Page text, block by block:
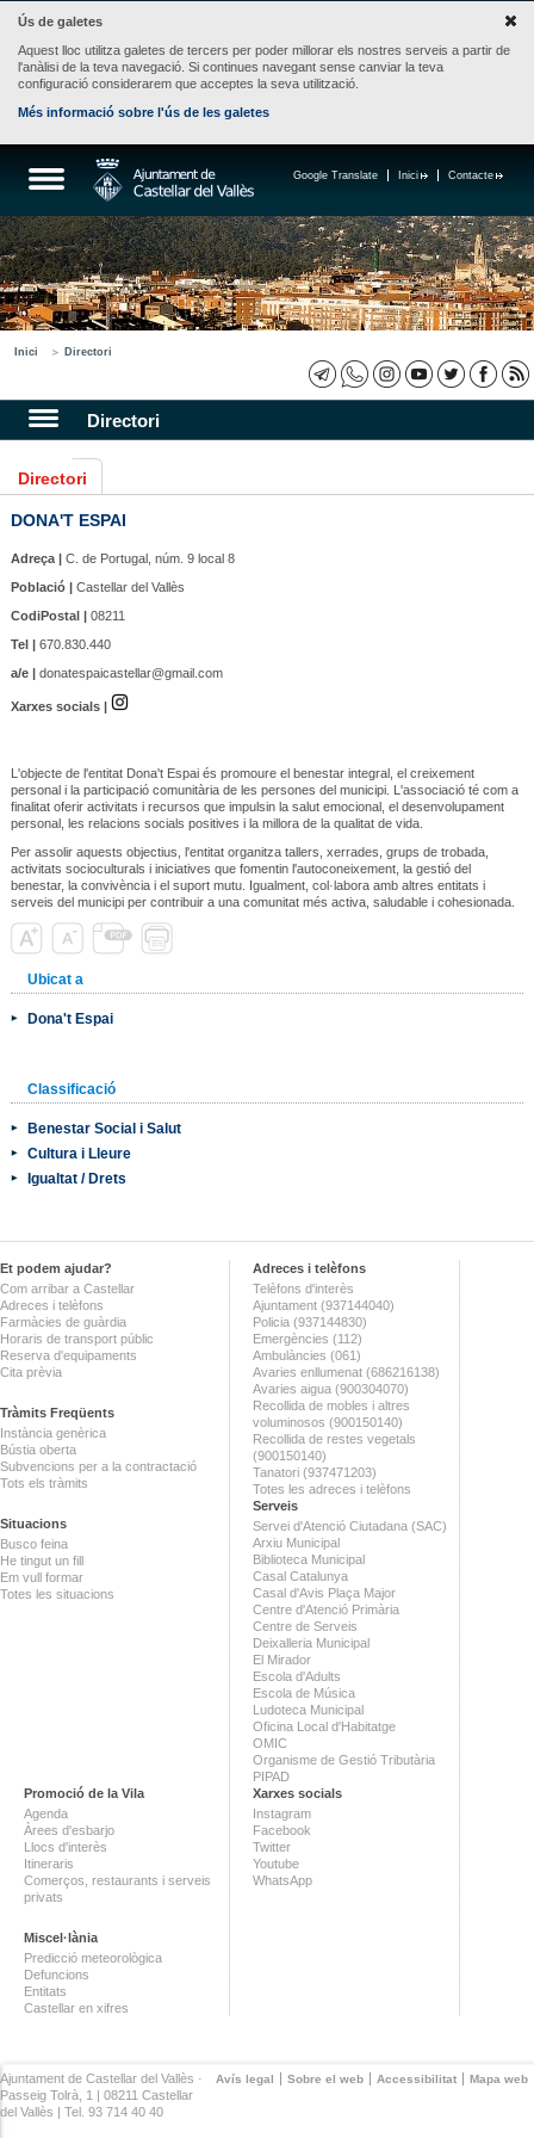
Ús de galetes
Aquest lloc utilitza galetes de tercers per poder millorar els nostres serveis a partir de
l'anàlisi de la teva navegació. Si continues navegant sense canviar la teva
configuració considerarem que acceptes la seva utilització.
Més informació sobre l'ús de les galetes
Contacte
Inici
Google Translate
Inici Directori
Directori
Directori
DONA'T ESPAI
Adreça |C. de Portugal, núm. 9 local 8
Població |Castellar del Vallès
CodiPostal |08211
Tel |670.830.440
a/e |donatespaicastellar@gmail.com
Xarxes socials |
L'objecte de l'entitat Dona't Espai és promoure el benestar integral, el creixement
personal i la participació comunitària de les persones del municipi. L'associació té com a
finalitat oferir activitats i recursos que impulsin la salut emocional, el desenvolupament
personal, les relacions socials positives i la millora de la qualitat de vida.
Per assolir aquests objectius, l'entitat organitza tallers, xerrades, grups de trobada,
activitats socioculturals i iniciatives que fomentin l'autoconeixement, la gestió del
benestar, la convivència i el suport mutu. Igualment, col·labora amb altres entitats i
serveis del municipi per contribuir a una comunitat més activa, saludable i cohesionada.
Ubicat a
Dona't Espai
Classificació
Benestar Social i Salut
Cultura i Lleure
Igualtat / Drets
Et podem ajudar?
Com arribar a Castellar
Adreces i telèfons
Farmàcies de guàrdia
Horaris de transport públic
Reserva d'equipaments
Cita prèvia
Tràmits Freqüents
Instància genèrica
Bústia oberta
Subvencions per a la contractació
Tots els tràmits
Situacions
Busco feina
He tingut un fill
Em vull formar
Totes les situacions
Adreces i telèfons
Telèfons d'interès
Ajuntament (937144040)
Policia (937144830)
Emergències (112)
Ambulàncies (061)
Avaries enllumenat (686216138)
Avaries aigua (900304070)
Recollida de mobles i altres
voluminosos (900150140)
Recollida de restes vegetals
(900150140)
Tanatori (937471203)
Totes les adreces i telèfons
Serveis
Servei d'Atenció Ciutadana (SAC)
Arxiu Municipal
Biblioteca Municipal
Casal Catalunya
Casal d'Avis Plaça Major
Centre d'Atenció Primària
Centre de Serveis
Deixalleria Municipal
El Mirador
Escola d'Adults
Escola de Música
Ludoteca Municipal
Oficina Local d'Habitatge
OMIC
Organisme de Gestió Tributària
PIPAD
Promoció de la Vila
Agenda
Àrees d'esbarjo
Llocs d'interès
Itineraris
Comerços, restaurants i serveis
privats
Miscel·lània
Predicció meteorològica
Defuncions
Entitats
Castellar en xifres
Xarxes socials
Instagram
Facebook
Twitter
Youtube
WhatsApp
Avís legal Sobre el web Accessibilitat Mapa web
Ajuntament de Castellar del Vallès ·
Passeig Tolrà, 1 | 08211 Castellar
del Vallès | Tel. 93 714 40 40